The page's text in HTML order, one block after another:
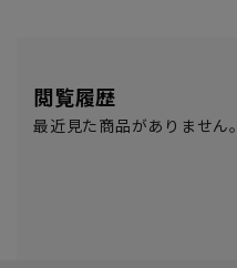
閲覧履歴
最近見た商品がありません。